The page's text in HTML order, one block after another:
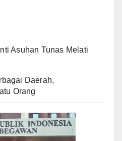
Asuhan Tunas Melati
Daerah,
Orang